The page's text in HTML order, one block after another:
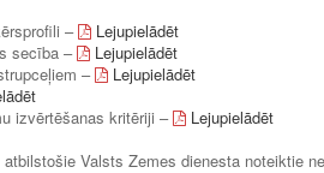
–
Lejupielādēt
secība –
Lejupielādēt
–
Lejupielādēt
izvērtēšanas kritēriji –
Lejupielādēt
Valsts Zemes dienesta noteiktie